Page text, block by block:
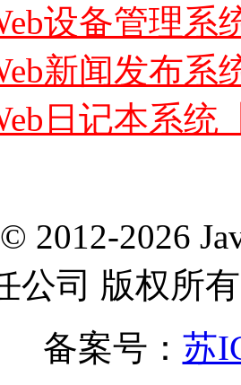
设备管理系
新闻发布系
日记本系统
2012-2026
公司 版权所有
备案号： 苏